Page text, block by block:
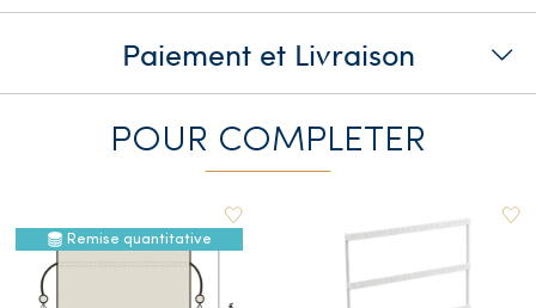
Paiement et Livraison
POUR COMPLETER
Remise quantitative